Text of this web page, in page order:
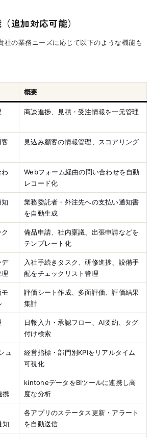
追加対応可能）
社の業務ニーズに応じて以下のような機能も
概要
商談進捗、見積・受注情報を一元管理
客
見込み顧客の情報管理、スコアリング
わ
Webフォーム経由の問い合わせを自動
レコード化
業務委託者・外注先への支払い通知書
を自動生成
備品申請、社内稟議、出張申請などを
テンプレート化
デ
理
入社手続きタスク、研修進捗、設備手
配をチェックリスト管理
モ
評価シート作成、多面評価、評価結果
集計
日報入力・承認フロー、AI要約、タグ
付け検索
ュ
経営指標・部門別KPIをリアルタイム
可視化
携
kintoneデータをBIツールに連携し高
度な分析
知
各アプリのステータス更新・アラート
を自動送信